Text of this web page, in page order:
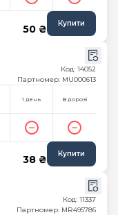
50 ₴ Купити
Код: 14052
Партномер: MU000613
1 день В дорозі
38 ₴ Купити
Код: 11337
Партномер: MR495786